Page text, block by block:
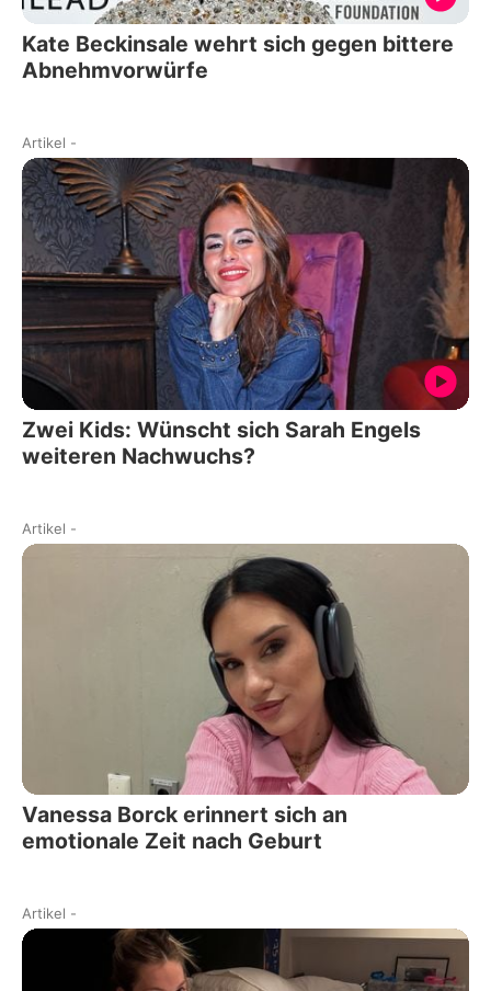
Kate Beckinsale wehrt sich gegen bittere
Abnehmvorwürfe
Artikel -
Zwei Kids: Wünscht sich Sarah Engels
weiteren Nachwuchs?
Artikel -
Vanessa Borck erinnert sich an
emotionale Zeit nach Geburt
Artikel -